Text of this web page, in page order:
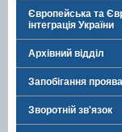
Європейська та
інтеграція України
Архівний відділ
Запобігання
Зворотній зв'язок